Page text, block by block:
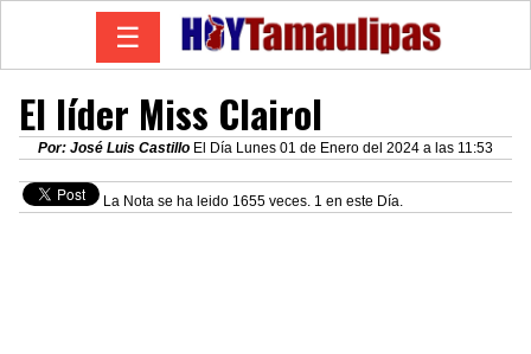
☰
El líder Miss Clairol
Por: José Luis Castillo El Día Lunes 01 de Enero del 2024 a las 11:53
La Nota se ha leido 1655 veces. 1 en este Día.